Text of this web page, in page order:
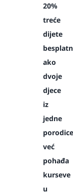
20%
treće
dijete
ako
dvoje
djece
iz
jedne
porodice
već
pohađa
kurseve
u